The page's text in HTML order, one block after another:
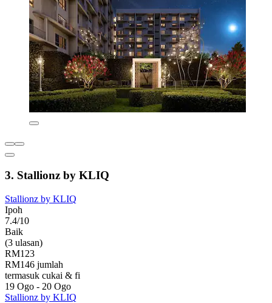
3. Stallionz by KLIQ
Stallionz by KLIQ
Ipoh
7.4/10
Baik
(3 ulasan)
RM123
RM146 jumlah
termasuk cukai & fi
19 Ogo - 20 Ogo
Stallionz by KLIQ